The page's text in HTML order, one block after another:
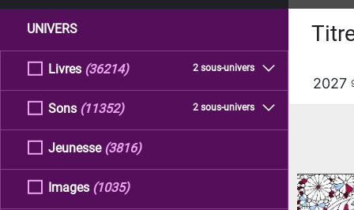
UNIVERS
Livres 2 sous-univers
(36214)
Sons 2 sous-univers
(11352)
Jeunesse (3816)
Images (1035)
2027